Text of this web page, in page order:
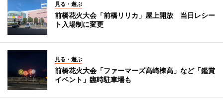
見る・遊ぶ
前橋花火大会「前橋リリカ」屋上開放 当日レシー
ト入場制に変更
見る・遊ぶ
前橋花火大会「ファーマーズ高崎棟高」など「鑑賞
イベント」臨時駐車場も